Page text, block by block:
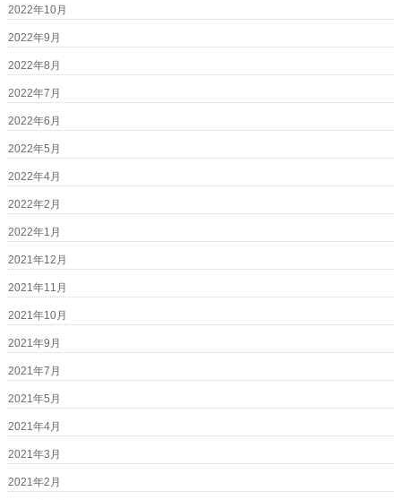
2022年10月
2022年9月
2022年8月
2022年7月
2022年6月
2022年5月
2022年4月
2022年2月
2022年1月
2021年12月
2021年11月
2021年10月
2021年9月
2021年7月
2021年5月
2021年4月
2021年3月
2021年2月